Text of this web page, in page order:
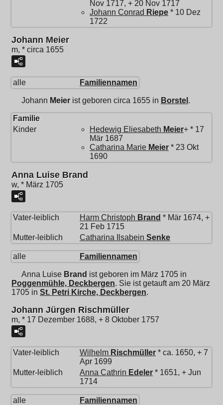
Nov 1717, + 20 Nov 1717
Johann Conrad Riepe * 10 Dez
1722
Johann Meier
m, * circa 1655
alle Familiennamen
Johann Meier ist geboren circa 1655 in Borstel .
Familie
Kinder
Hedewig Eliesabeth Meier+ * 17
Mär 1687
Catharina Marie Meier * 23 Okt
1690
Anna Luise Brand
w, * März 1705
Vater-leiblich Harm Christoph Brand * Mär 1674, +
21 Feb 1715
Mutter-leiblich
Catharina Ilsabein Senke
alle Familiennamen
Anna Luise Brand ist geboren im März 1705 in
Poggenmühle, Deckbergen. Sie ist getauft am 20 März
1705 in St. Petri Kirche, Deckbergen.
Johann Jürgen Rischmüller
m, * 17 Dezember 1688, + 8 Oktober 1757
Vater-leiblich Wilhelm Rischmüller * ca. 1650, + 7
Apr 1699
Mutter-leiblich
Anna Cathrin Edeler * 1651, + Jun
1714
alle Familiennamen